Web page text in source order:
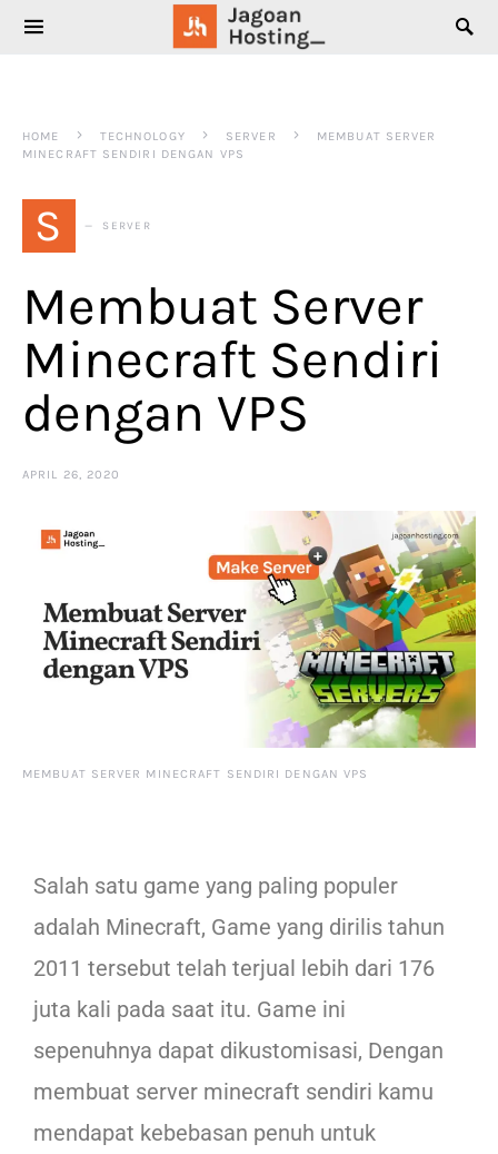
SEARCH FOR:
HOME TECHNOLOGY SERVER
MEMBUAT SERVER
MINECRAFT SENDIRI DENGAN VPS
S SERVER
Membuat Server
Minecraft Sendiri
dengan VPS
APRIL 26, 2020
MEMBUAT SERVER MINECRAFT SENDIRI DENGAN VPS
Salah satu game yang paling populer
adalah Minecraft, Game yang dirilis tahun
2011 tersebut telah terjual lebih dari 176
juta kali pada saat itu. Game ini
sepenuhnya dapat dikustomisasi, Dengan
membuat server minecraft sendiri kamu
mendapat kebebasan penuh untuk